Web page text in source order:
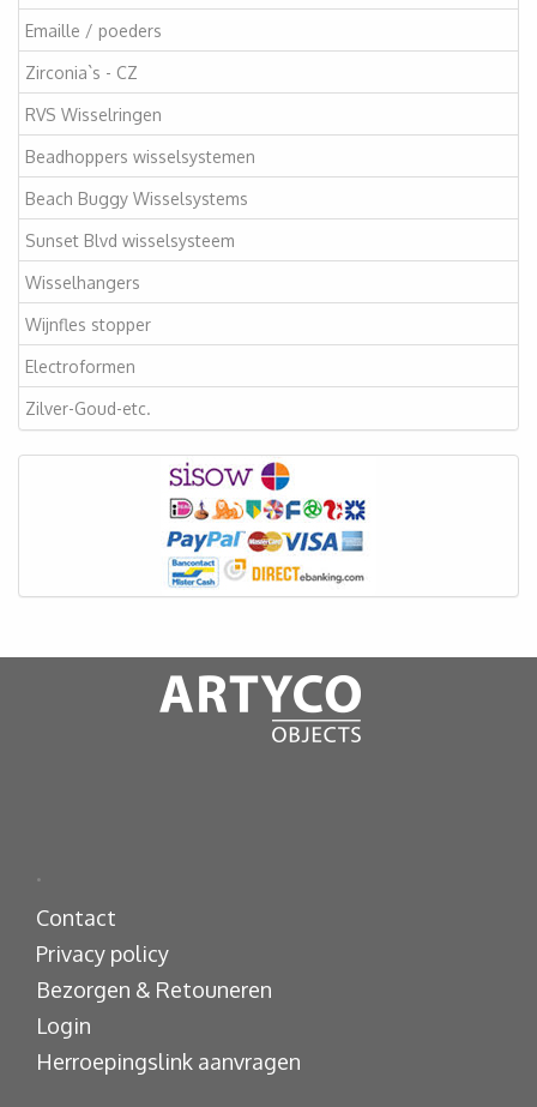
Emaille / poeders
Zirconia`s - CZ
RVS Wisselringen
Beadhoppers wisselsystemen
Beach Buggy Wisselsystems
Sunset Blvd wisselsysteem
Wisselhangers
Wijnfles stopper
Electroformen
Zilver-Goud-etc.
.
Contact
Privacy policy
Bezorgen & Retouneren
Login
Herroepingslink aanvragen